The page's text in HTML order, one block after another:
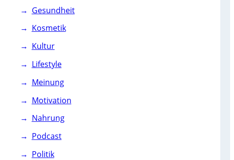
Gesundheit
Kosmetik
Kultur
Lifestyle
Meinung
Motivation
Nahrung
Podcast
Politik